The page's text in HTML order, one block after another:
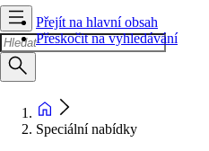
Přejít na hlavní obsah
Přeskočit na vyhledávání
Speciální nabídky